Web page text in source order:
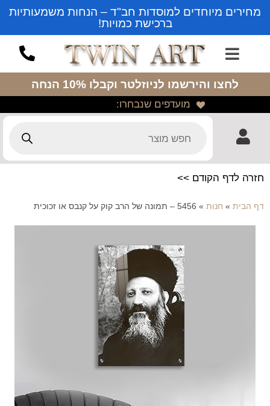
מחירים מיוחדים למוסדות חב"ד – הנחות משמעותיות
ברכישת כמויות!
לחצו והירשמו לניוזלטר וקבלו 10% הנחה
מועדפים שנבחרו:
חזרה לדף הקודם >>
דף הבית » חנות » 5456 – תמונה של הרב קוק על קנבס או זכוכית